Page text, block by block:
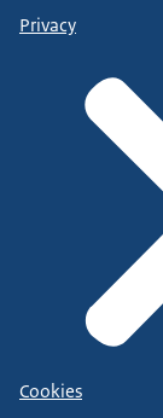
Privacy
Cookies